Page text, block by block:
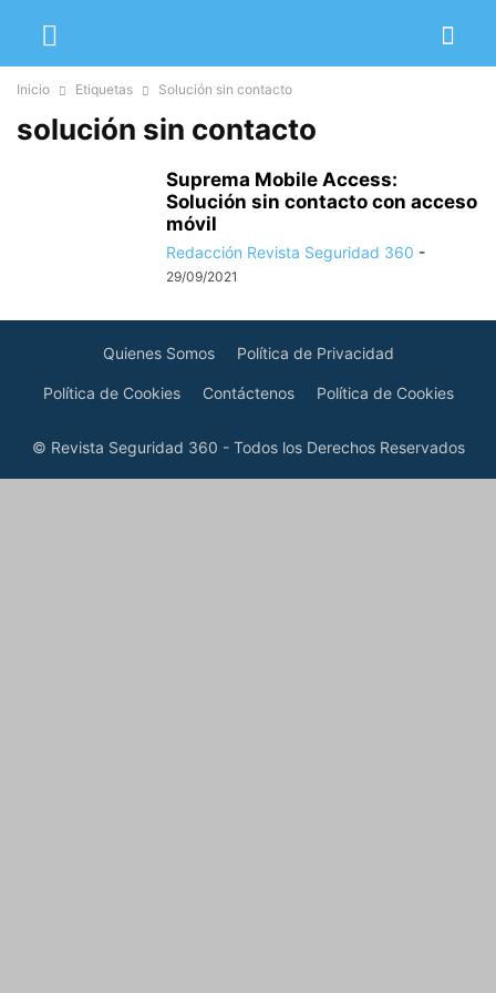
Inicio Etiquetas Solución sin contacto
solución sin contacto
Suprema Mobile Access:
Solución sin contacto con acceso
móvil
Redacción Revista Seguridad 360 -
29/09/2021
Quienes Somos Política de Privacidad
Política de Cookies Contáctenos Política de Cookies
© Revista Seguridad 360 - Todos los Derechos Reservados